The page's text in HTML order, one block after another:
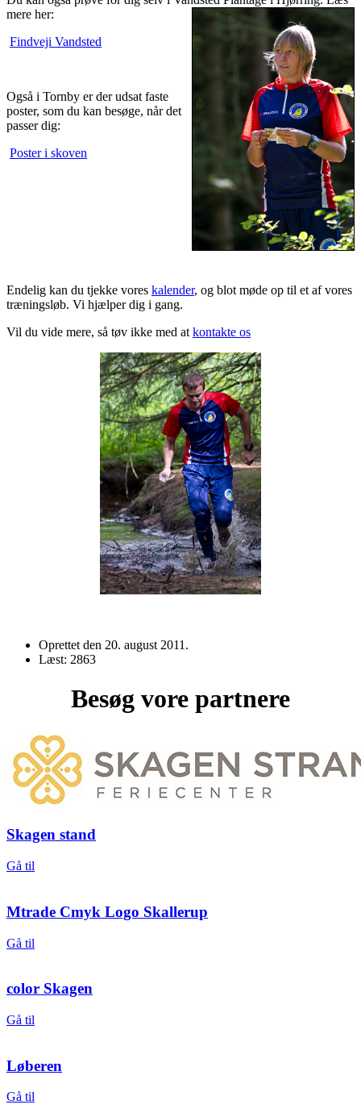
mere her:
Findveji Vandsted
Også i Tornby er der udsat faste
poster, som du kan besøge, når det
passer dig:
Poster i skoven
Endelig kan du tjekke vores kalender, og blot møde op til et af vores
træningsløb. Vi hjælper dig i gang.
Vil du vide mere, så tøv ikke med at kontakte os
Oprettet den 20. august 2011 .
Læst: 2863
Besøg vore partnere
Skagen stand
Gå til
Mtrade Cmyk Logo Skallerup
Gå til
color Skagen
Gå til
Løberen
Gå til